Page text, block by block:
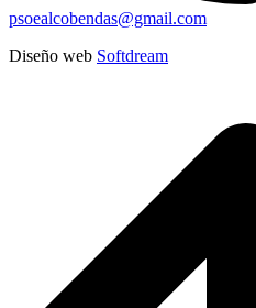
psoealcobendas@gmail.com
Diseño web Softdream